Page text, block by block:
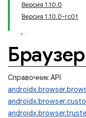
Версия 1.10.0
Версия 1.10.0-rc01
Браузер
Справочник API